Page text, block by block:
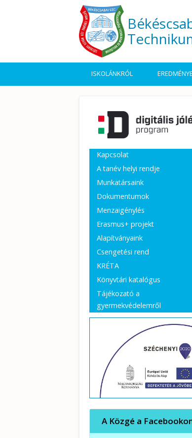
ISKOLÁNKRÓL
Kapcsolat
A tanév helyi rendje
Munkatársaink
Dokumentumok
Menzaigénylés
Erasmus+ projekt
Alapítványaink
Csengetési rend
KRÉTA
Könyvtári katalógus
Tájékozató a
gyermekvédelemről
A Közgé a